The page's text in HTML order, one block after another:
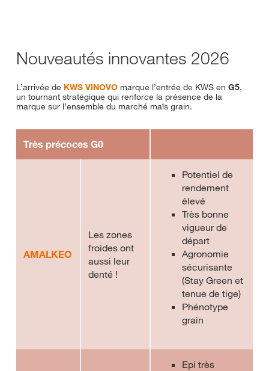
Nouveautés innovantes 2026
L’arrivée de KWS VINOVO marque l’entrée de KWS en G5,
un tournant stratégique qui renforce la présence de la
marque sur l’ensemble du marché maïs grain.
Très précoces G0
AMALKEO
Les zones
froides ont
aussi leur
denté !
Potentiel de
rendement
élevé
Très bonne
vigueur de
départ
Agronomie
sécurisante
(Stay Green et
tenue de tige)
Phénotype
grain
Epi très